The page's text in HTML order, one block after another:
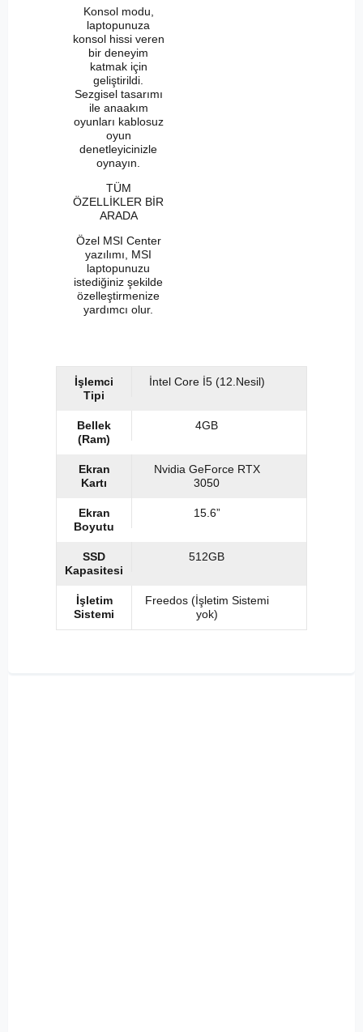
Konsol modu,
laptopunuza
konsol hissi veren
bir deneyim
katmak için
geliştirildi.
Sezgisel tasarımı
ile anaakım
oyunları kablosuz
oyun
denetleyicinizle
oynayın.
TÜM
ÖZELLİKLER BİR
ARADA
Özel MSI Center
yazılımı, MSI
laptopunuzu
istediğiniz şekilde
özelleştirmenize
yardımcı olur.
İşlemci
Tipi
İntel Core İ5 (12.Nesil)
Bellek
(Ram)
4GB
Ekran
Kartı
Nvidia GeForce RTX
3050
Ekran
Boyutu
15.6”
SSD
Kapasitesi
512GB
İşletim
Sistemi
Freedos (İşletim Sistemi
yok)